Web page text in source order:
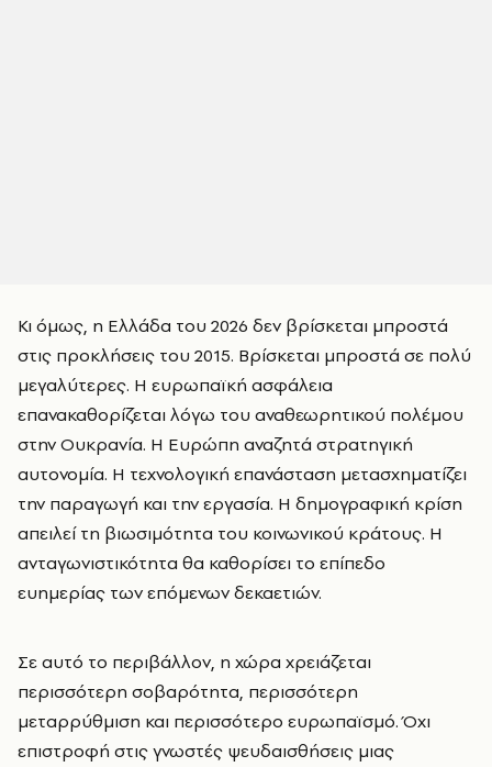
Κι όμως, η Ελλάδα του 2026 δεν βρίσκεται μπροστά
στις προκλήσεις του 2015. Βρίσκεται μπροστά σε πολύ
μεγαλύτερες. Η ευρωπαϊκή ασφάλεια
επανακαθορίζεται λόγω του αναθεωρητικού πολέμου
στην Ουκρανία. Η Ευρώπη αναζητά στρατηγική
αυτονομία. Η τεχνολογική επανάσταση μετασχηματίζει
την παραγωγή και την εργασία. Η δημογραφική κρίση
απειλεί τη βιωσιμότητα του κοινωνικού κράτους. Η
ανταγωνιστικότητα θα καθορίσει το επίπεδο
ευημερίας των επόμενων δεκαετιών.
Σε αυτό το περιβάλλον, η χώρα χρειάζεται
περισσότερη σοβαρότητα, περισσότερη
μεταρρύθμιση και περισσότερο ευρωπαϊσμό. Όχι
επιστροφή στις γνωστές ψευδαισθήσεις μιας